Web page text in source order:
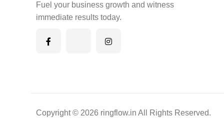
Fuel your business growth and witness
immediate results today.
Copyright © 2026 ringflow.in All Rights Reserved.